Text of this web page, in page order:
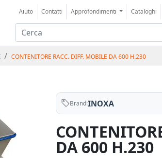
Aiuto Contatti Approfondimenti Cataloghi
CONTENITORE RACC. DIFF. MOBILE DA 600 H.230
Brand:INOXA
DA 600 H.230